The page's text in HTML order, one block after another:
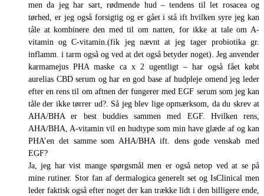
men da jeg har sart, rødmende hud – tendens til let rosacea og
tørhed, er jeg også forsigtig og er gået i stå ift hvilken syre jeg kan
tåle at kombinere den med til om natten, for ikke at tale om A-
vitamin og C-vitamin.(fik jeg nævnt at jeg tager probiotika gr.
inflamm. i tarm også og ved at det også betyder noget). Jeg anvender
karmamejus PHA maske ca x 2 ugentligt – har også fået købt
aurelias CBD serum og har en god base af hudpleje omend jeg leder
efter en rens til om aftnen der fungerer med EGF serum som jeg kan
tåle der ikke tørrer ud?. Så jeg blev lige opmærksom, da du skrev at
AHA/BHA er best buddies sammen med EGF. Hvilken rens,
AHA/BHA, A-vitamin vil en hudtype som min have glæde af og kan
PHA’en det samme som AHA/BHA ift. dens gode venskab med
EGF?
Ja, jeg har vist mange spørgsmål men er også netop ved at se på
mine rutiner. Stor fan af dermalogica generelt set og IsClinical men
leder faktisk også efter noget der kan trække lidt i den billigere ende,